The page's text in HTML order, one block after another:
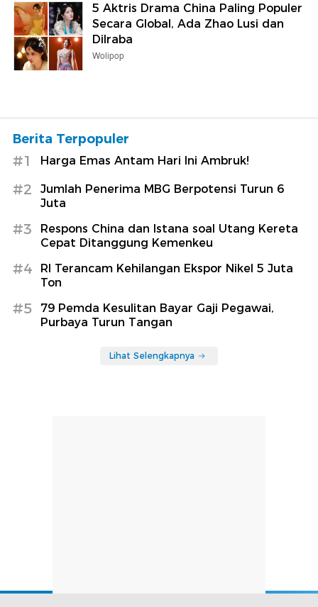
5 Aktris Drama China Paling Populer
Secara Global, Ada Zhao Lusi dan
Dilraba
Wolipop
Berita Terpopuler
#1 Harga Emas Antam Hari Ini Ambruk!
#2
Jumlah Penerima MBG Berpotensi Turun 6
Juta
#3
Respons China dan Istana soal Utang Kereta
Cepat Ditanggung Kemenkeu
#4
RI Terancam Kehilangan Ekspor Nikel 5 Juta
Ton
#5
79 Pemda Kesulitan Bayar Gaji Pegawai,
Purbaya Turun Tangan
Lihat Selengkapnya